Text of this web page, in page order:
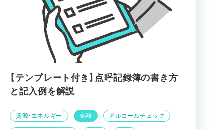
【テンプレート付き】点呼記録簿の書き方
と記入例を解説
資源・エネルギー 金融 アルコールチェック